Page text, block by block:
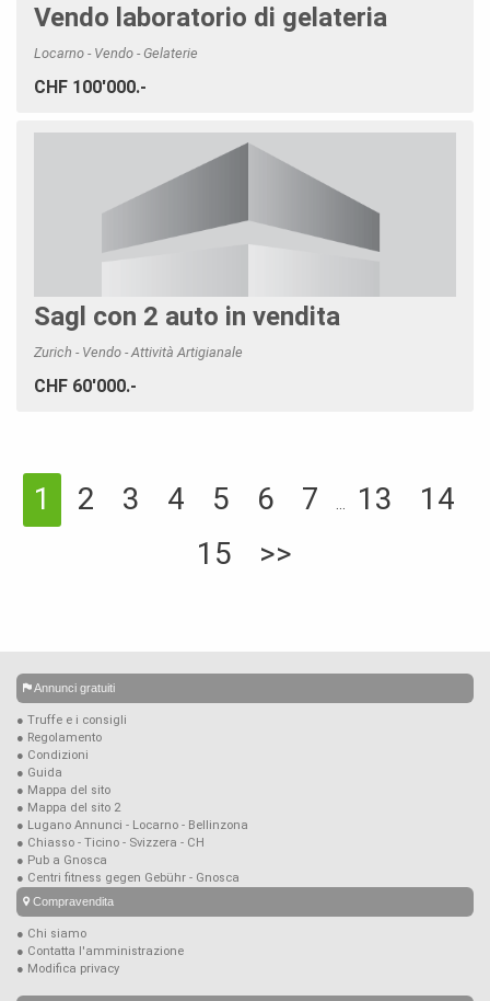
Vendo laboratorio di gelateria
Locarno - Vendo - Gelaterie
CHF 100'000.-
Sagl con 2 auto in vendita
Zurich - Vendo - Attività Artigianale
CHF 60'000.-
1 2 3 4 5 6 7 13
14
15
>>
Annunci gratuiti
● Truffe e i consigli
● Regolamento
● Condizioni
● Guida
● Mappa del sito
● Mappa del sito 2
● Lugano Annunci - Locarno - Bellinzona
● Chiasso - Ticino - Svizzera - CH
● Pub a Gnosca
● Centri fitness gegen Gebühr - Gnosca
Compravendita
● Chi siamo
● Contatta l'amministrazione
● Modifica privacy